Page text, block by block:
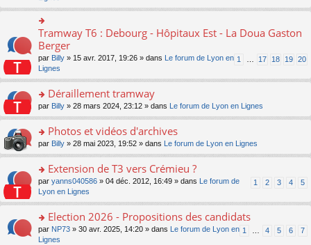
ré
c
e
nt
n
lu
le
pl
u
s
ré
c
e
nt
g
n
o
n
lu
le
u
s
ré
c
e
m
e
s
g
o
n
lu
pl
u
s
ré
c
e
s
ult
er
le
m
e
s
s
a
e
o
n
lu
pl
u
s
ré
c
e
nt
o
n
ult
er
le
m
e
s
a
g
e
n
o
n
pl
u
s
Tramway T6 : Debourg - Hôpitaux Est - La Doua Gaston
Berger
1 17 18 19 20
par Billy » 15 avr. 2017, 19:26 » dans
Le forum de Lyon en
Lignes
o
n
ult
er
le
m
e
s
g
e
n
Déraillement tramway
par Billy » 28 mars 2024, 23:12 » dans Le forum de Lyon en Lignes
o
n
ult
er
le
m
e
s
s
Photos et vidéos d'archives
par Billy » 28 mai 2023, 19:52 » dans Le forum de Lyon en Lignes
o
s
er
le
Extension de T3 vers Crémieu ?
1 2 3 4 5
par yanns040586 » 04 déc. 2012, 16:49 » dans
Le forum de
Lyon en Lignes
o
Election 2026 - Propositions des candidats
1 4 5 6 7
par NP73 » 30 avr. 2025, 14:20 » dans
Le forum de Lyon en
Lignes